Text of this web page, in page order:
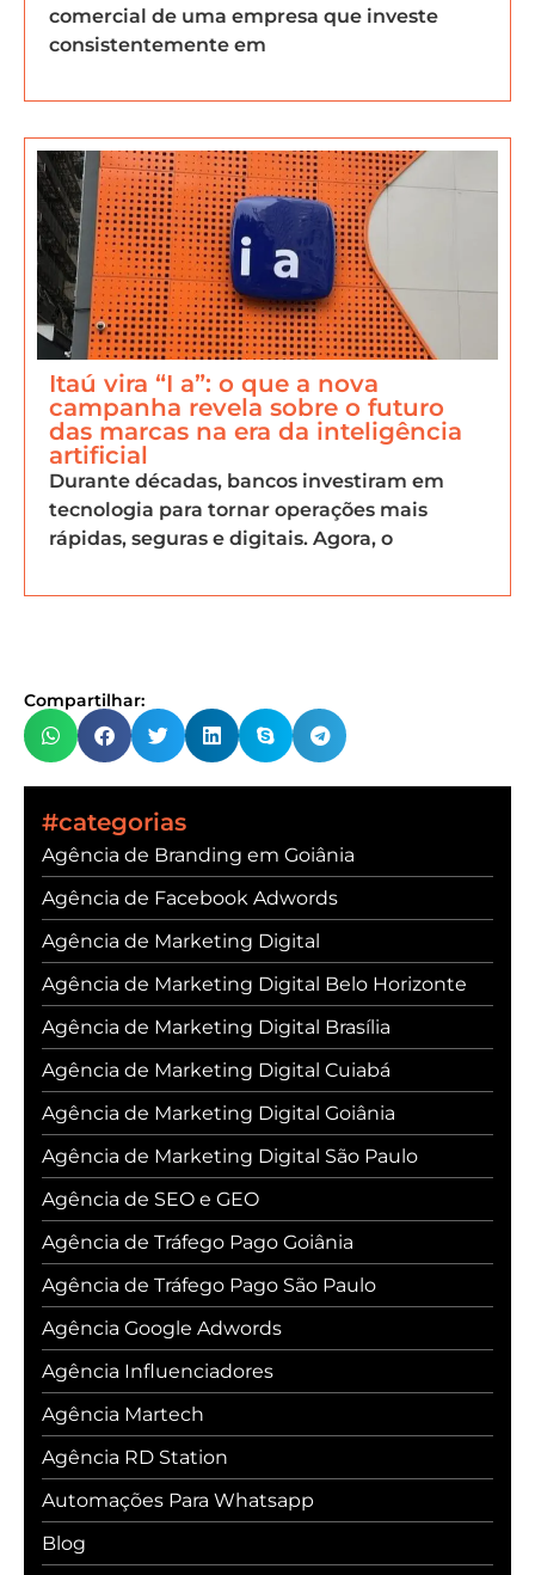
comercial de uma empresa que investe
consistentemente em
Itaú vira “I a”: o que a nova
campanha revela sobre o futuro
das marcas na era da inteligência
artificial
Durante décadas, bancos investiram em
tecnologia para tornar operações mais
rápidas, seguras e digitais. Agora, o
Compartilhar:
#categorias
Agência de Branding em Goiânia
Agência de Facebook Adwords
Agência de Marketing Digital
Agência de Marketing Digital Belo Horizonte
Agência de Marketing Digital Brasília
Agência de Marketing Digital Cuiabá
Agência de Marketing Digital Goiânia
Agência de Marketing Digital São Paulo
Agência de SEO e GEO
Agência de Tráfego Pago Goiânia
Agência de Tráfego Pago São Paulo
Agência Google Adwords
Agência Influenciadores
Agência Martech
Agência RD Station
Automações Para Whatsapp
Blog